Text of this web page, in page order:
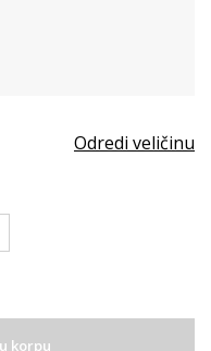
Odredi veličinu
korpu